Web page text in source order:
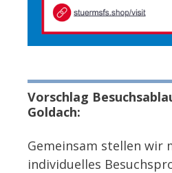
Vorschlag
Goldach:
Gemeinsam stellen wir
individuelles